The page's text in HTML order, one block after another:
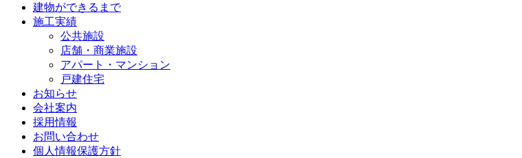
建物ができるまで
施工実績
公共施設
店舗・商業施設
アパート・マンション
戸建住宅
お知らせ
会社案内
採用情報
お問い合わせ
個人情報保護方針